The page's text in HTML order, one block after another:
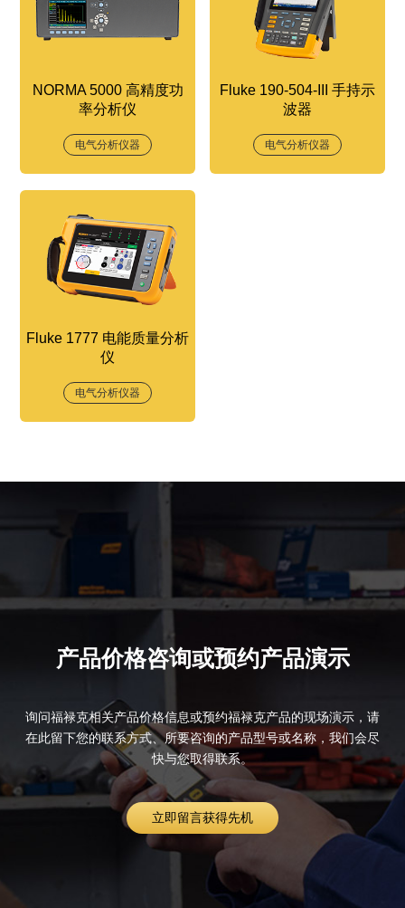
NORMA 5000 高精度功
率分析仪
电气分析仪器
Fluke 190-504-III 手持示
波器
电气分析仪器
Fluke 1777 电能质量分析
仪
电气分析仪器
产品价格咨询或预约产品演示
询问福禄克相关产品价格信息或预约福禄克产品的现场演示，请
在此留下您的联系方式、所要咨询的产品型号或名称，我们会尽
快与您取得联系。
立即留言获得先机